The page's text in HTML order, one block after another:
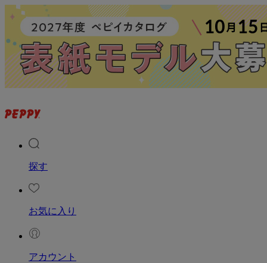
探す
お気に入り
アカウント